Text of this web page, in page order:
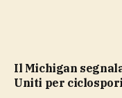
Il Michigan segnala i primi decessi negli Stati
Uniti per